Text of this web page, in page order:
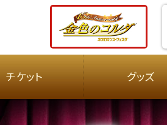
チケット グッズ